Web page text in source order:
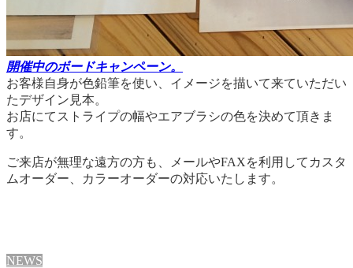
開催中のボードキャンペーン。
お客様自身が色鉛筆を使い、イメージを描いて来ていただい
たデザイン見本。
お店にてストライプの幅やエアブラシの色を決めて頂きま
す。
ご来店が無理な遠方の方も、メールやFAXを利用してカスタ
ムオーダー、カラーオーダーの対応いたします。
NEWS